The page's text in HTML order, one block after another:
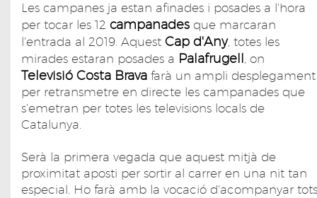
Les campanes ja estan afinades i posades a l'hora
per tocar les 12 campanades que marcaran
l'entrada al 2019. Aquest Cap d'Any, totes les
mirades estaran posades a Palafrugell , on
Televisió Costa Brava farà un ampli desplegament
per retransmetre en directe les campanades que
s'emetran per totes les televisions locals de
Catalunya.
Serà la primera vegada que aquest mitjà de
proximitat aposti per sortir al carrer en una nit tan
especial. Ho farà amb la vocació d'acompanyar tots